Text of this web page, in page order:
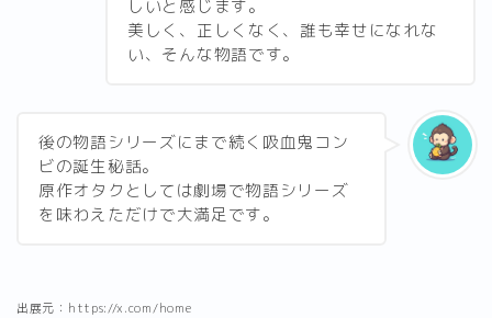
しいと感じます。
美しく、正しくなく、誰も幸せになれな
い、そんな物語です。
後の物語シリーズにまで続く吸血鬼コン
ビの誕生秘話。
原作オタクとしては劇場で物語シリーズ
を味わえただけで大満足です。
出展元：https://x.com/home